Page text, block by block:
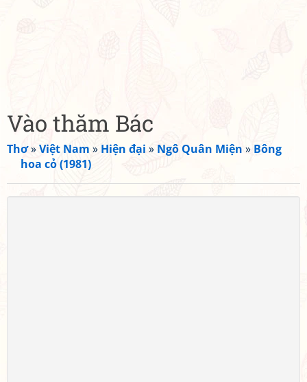
Vào thăm Bác
Thơ»Việt Nam » Hiện đại » Ngô Quân Miện » Bông
hoa cỏ (1981)